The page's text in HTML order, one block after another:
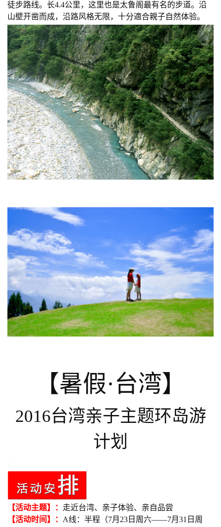
徒步路线。长4.4公里，这里也是太鲁阁最有名的步道。沿
山壁开凿而成，沿路风格无限，十分適合親子自然体验。
【暑假·台湾】
2016台湾亲子主题环岛游
计划
【活动主题】： 走近台湾、亲子体验、亲自品尝
【活动时间】： A线：半程（7月23日周六——7月31日周